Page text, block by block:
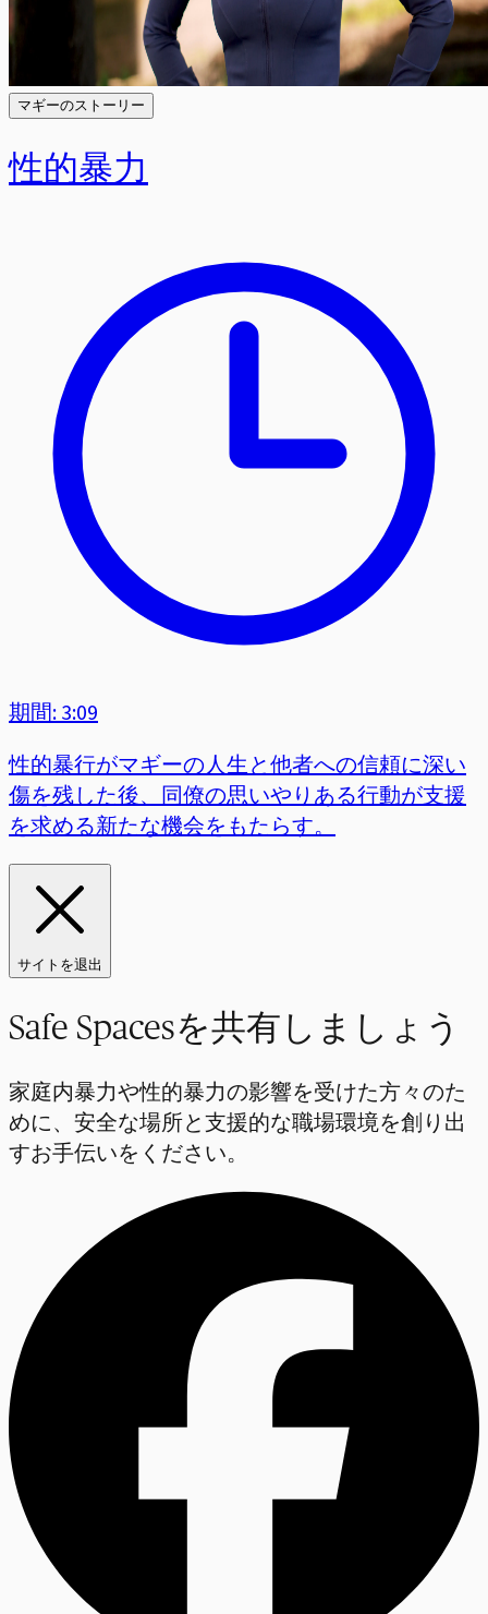
マギーのストーリー
性的暴力
期間: 3:09
性的暴行がマギーの人生と他者への信頼に深い
傷を残した後、同僚の思いやりある行動が支援
を求める新たな機会をもたらす。
サイトを退出
Safe Spacesを共有しましょう
家庭内暴力や性的暴力の影響を受けた方々のた
めに、安全な場所と支援的な職場環境を創り出
すお手伝いをください。